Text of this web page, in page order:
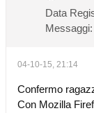
Data
Messaggi:
04-10-15, 21:14
Confermo
Con Mozilla